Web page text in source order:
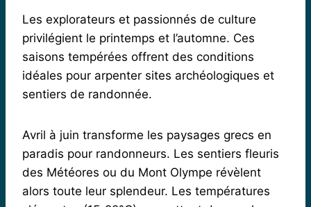
Les explorateurs et passionnés de culture
privilégient le printemps et l’automne. Ces
saisons tempérées offrent des conditions
idéales pour arpenter sites archéologiques et
sentiers de randonnée.
Avril à juin transforme les paysages grecs en
paradis pour randonneurs. Les sentiers fleuris
des Météores ou du Mont Olympe révèlent
alors toute leur splendeur. Les températures